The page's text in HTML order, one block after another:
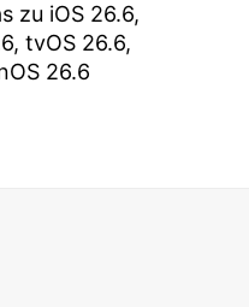
zu iOS 26.6,
tvOS 26.6,
26.6